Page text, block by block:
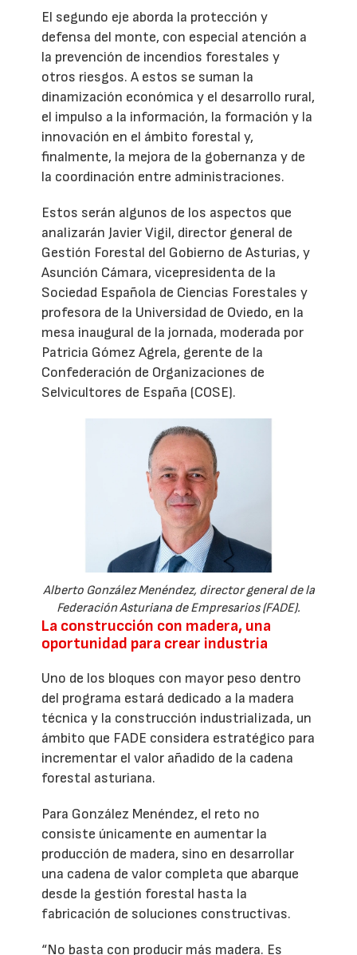
El segundo eje aborda la protección y
defensa del monte, con especial atención a
la prevención de incendios forestales y
otros riesgos. A estos se suman la
dinamización económica y el desarrollo rural,
el impulso a la información, la formación y la
innovación en el ámbito forestal y,
finalmente, la mejora de la gobernanza y de
la coordinación entre administraciones.
Estos serán algunos de los aspectos que
analizarán Javier Vigil, director general de
Gestión Forestal del Gobierno de Asturias, y
Asunción Cámara, vicepresidenta de la
Sociedad Española de Ciencias Forestales y
profesora de la Universidad de Oviedo, en la
mesa inaugural de la jornada, moderada por
Patricia Gómez Agrela, gerente de la
Confederación de Organizaciones de
Selvicultores de España (COSE).
Alberto González Menéndez, director general de la
Federación Asturiana de Empresarios (FADE).
La construcción con madera, una
oportunidad para crear industria
Uno de los bloques con mayor peso dentro
del programa estará dedicado a la madera
técnica y la construcción industrializada, un
ámbito que FADE considera estratégico para
incrementar el valor añadido de la cadena
forestal asturiana.
Para González Menéndez, el reto no
consiste únicamente en aumentar la
producción de madera, sino en desarrollar
una cadena de valor completa que abarque
desde la gestión forestal hasta la
fabricación de soluciones constructivas.
“No basta con producir más madera. Es